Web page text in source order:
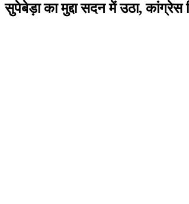
सुपेबेड़ा का मुद्दा सदन में उठा,